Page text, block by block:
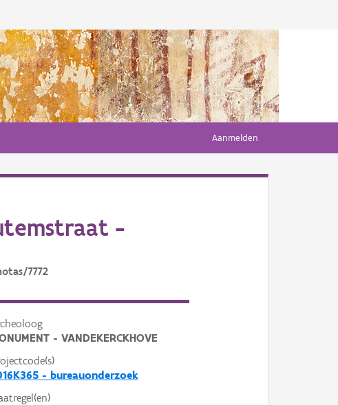
Aanmelden
-
7772
- VANDEKERCKHOVE
- bureauonderzoek